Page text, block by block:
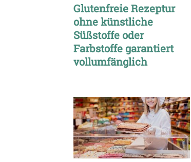
Glutenfreie Rezeptur
ohne künstliche
Süßstoffe oder
Farbstoffe garantiert
vollumfänglich